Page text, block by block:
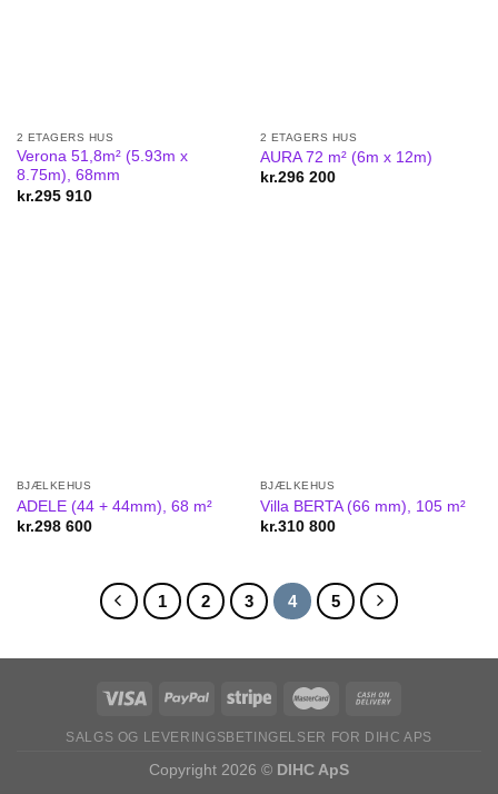
2 ETAGERS HUS
Verona 51,8m² (5.93m x
8.75m), 68mm
kr.295 910
2 ETAGERS HUS
AURA 72 m² (6m x 12m)
kr.296 200
BJÆLKEHUS
ADELE (44 + 44mm), 68 m²
kr.298 600
BJÆLKEHUS
Villa BERTA (66 mm), 105 m²
kr.310 800
1 2 3 4 5
SALGS OG LEVERINGSBETINGELSER FOR DIHC APS
Copyright 2026 © DIHC ApS